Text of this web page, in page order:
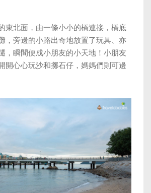
東北面，由一條小小的橋連接，橋底
，旁邊的小路出奇地放置了玩具、亦
，瞬間便成小朋友的小天地 ！ 小朋友
開心心玩沙和擲石仔，媽媽們則可邊